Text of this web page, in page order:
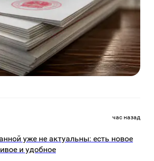
час назад
уже не актуальны: есть новое
и удобное